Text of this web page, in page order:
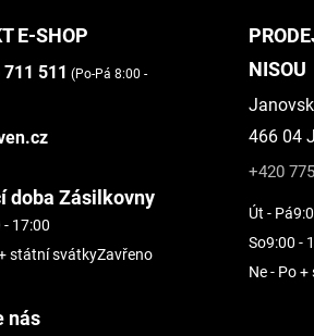
E-SHOP
511 (Po-Pá 8:00 -
doba Zásilkovny
- 17:00
státní svátkyZavřeno
nás
NISOU
466 04
+420
Út - Pá
So9:00 -
Ne - Po